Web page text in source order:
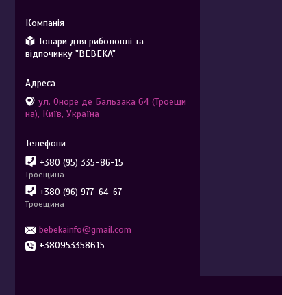
Товари для риболовлі та
відпочинку "BEBEKA"
ул. Оноре де Бальзака 64 (Троещи
на), Київ, Україна
+380 (95) 335-86-15
Троещина
+380 (96) 977-64-67
Троещина
bebekainfo@gmail.com
+380953358615